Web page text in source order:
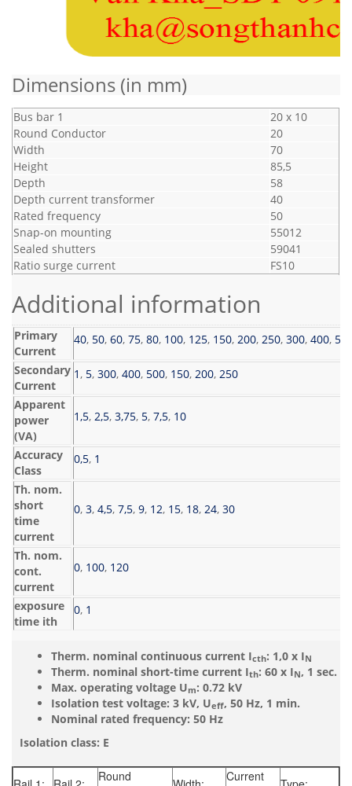
Dimensions (in mm)
Bus bar 1
20 x 10
Round Conductor
20
Width
70
Height
85,5
Depth
58
Depth current transformer
40
Rated frequency
50
Snap-on mounting
55012
Sealed shutters
59041
Ratio surge current
FS10
Additional information
Primary
Current
40, 50, 60, 75, 80, 100, 125, 150, 200, 250, 300, 400,
Secondary
Current
1, 5, 300, 400, 500, 150, 200, 250
Apparent
power
(VA)
1,5, 2,5, 3,75, 5, 7,5, 10
Accuracy
Class
0,5, 1
Th. nom.
short
time
current
0, 3, 4,5, 7,5, 9, 12, 15, 18, 24, 30
Th. nom.
cont.
current
0, 100, 120
exposure
time ith
0, 1
Therm. nominal continuous current Icth: 1,0 x IN
Therm. nominal short-time current Ith: 60 x IN, 1 sec.
Max. operating voltage Um: 0.72 kV
Isolation test voltage: 3 kV, Ueff, 50 Hz, 1 min.
Nominal rated frequency: 50 Hz
Isolation class: E
Round
Current